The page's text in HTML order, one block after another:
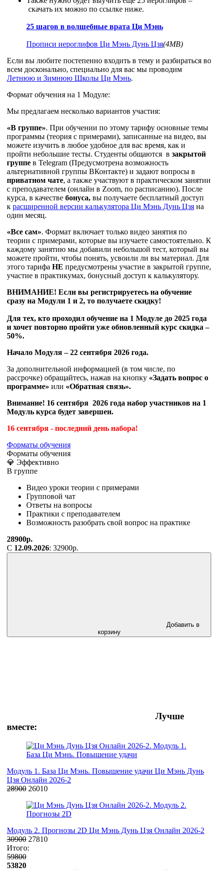
скачать их можно по ссылке ниже.
25 шагов в волшебные врата Ци Мэнь
Прописи иероглифов Ци Мэнь Дунь Цзя(4MB)
Если вы любите постепенно входить в тему и разбираться во
всем досконально, специально для вас мы проводим
Летнюю и Зимнюю Школы Ци Мэнь.
Формат обучения на 1 Модуле:
Мы предлагаем несколько вариантов участия:
«В группе». При обучении по этому тарифу основные темы
программы (теория с примерами), записанные на видео, вы
можете изучить в любое удобное для вас время, как и
пройти небольшие тесты. Студенты общаются в закрытой
группе в Telegram (Предусмотрена возможность
альтернативной группы ВКонтакте) и задают вопросы в
приватном чате, а также участвуют в практическом занятии
с преподавателем (онлайн в Zoom, по расписанию). После
курса, в качестве бонуса, вы получаете бесплатный доступ
к расширенной версии калькулятора Ци Мэнь Дунь Цзя на
один месяц.
«Все сам». Формат включает только видео занятия по
теории с примерами, которые вы изучаете самостоятельно. К
каждому занятию мы добавили небольшой тест, который вы
можете пройти, чтобы понять, усвоили ли вы материал. Для
этого тарифа НЕ предусмотрены участие в закрытой группе,
участие в практикумах, бонусный доступ к калькулятору.
ВНИМАНИЕ! Если вы регистрируетесь на обучение
сразу на Модули 1 и 2, то получаете скидку!
Для тех, кто проходил обучение на 1 Модуле до 2025 года
и хочет повторно пройти уже обновленный курс скидка –
50%.
Начало Модуля – 22 сентября 2026 года.
За дополнительной информацией (в том числе, по
рассрочке) обращайтесь, нажав на кнопку «Задать вопрос о
программе» или «Обратная связь».
Внимание! 16 сентября 2026 года набор участников на 1
Модуль курса будет завершен.
16 сентября - последний день набора!
Форматы обучения
Форматы обучения
💎 Эффективно
В группе
Видео уроки теории с примерами
Групповой чат
Ответы на вопросы
Практики с преподавателем
Возможность разобрать свой вопрос на практике
28900р.
С 12.09.2026: 32900р.
Добавить в
корзину
Лучше
вместе:
Модуль 1. База Ци Мэнь. Повышение удачи Ци Мэнь Дунь
Цзя Онлайн 2026-2
28900 26010
Модуль 2. Прогнозы 2D Ци Мэнь Дунь Цзя Онлайн 2026-2
30900 27810
Итого:
59800
53820